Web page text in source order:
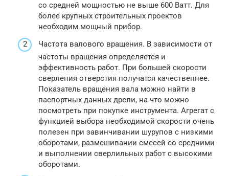
со средней мощностью не выше 600 Ватт. Для
более крупных строительных проектов
необходим мощный прибор.
Частота валового вращения. В зависимости от
частоты вращения определяется и
эффективность работ. При большей скорости
сверления отверстия получатся качественнее.
Показатель вращения вала можно найти в
паспортных данных дрели, на что можно
посмотреть при покупке инструмента. Агрегат с
функцией выбора необходимой скорости очень
полезен при завинчивании шурупов с низкими
оборотами, размешивании смесей со средними
и выполнении сверлильных работ с высокими
оборотами.